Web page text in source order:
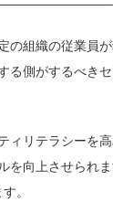
の組織の従業員
る側がするべき
ィリテラシーを
を向上させられ
。